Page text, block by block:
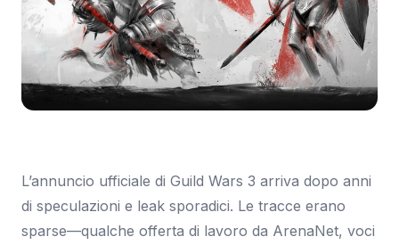
L’annuncio ufficiale di Guild Wars 3 arriva dopo anni
di speculazioni e leak sporadici. Le tracce erano
sparse—qualche offerta di lavoro da ArenaNet, voci